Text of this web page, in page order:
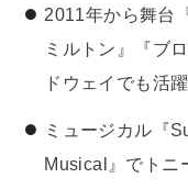
2011年から舞台
ミルトン』『ブ
ドウェイでも活躍
ミュージカル『
Musical』でトニ